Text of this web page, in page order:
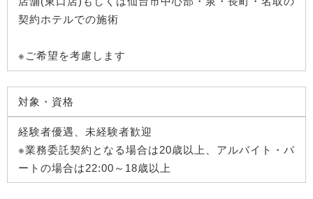
契約ホテルでの施術
※ご希望を考慮します
対象・資格
経験者優遇、未経験者歓迎
※業務委託契約となる場合は20歳以上、アルバイト・パ
ートの場合は22:00～18歳以上